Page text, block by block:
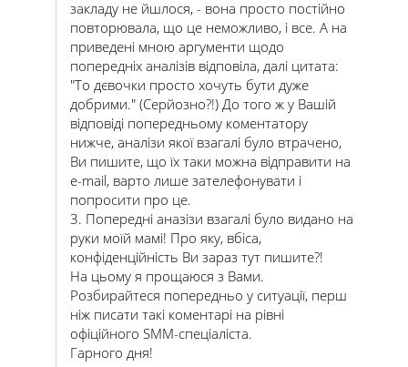
закладу не йшлося, - вона просто постійно
повторювала, що це неможливо, і все. А на
приведені мною аргументи щодо
попередніх аналізів відповіла, далі цитата:
"То дєвочки просто хочуть бути дуже
добрими." (Серйозно?!) До того ж у Вашій
відповіді попередньому коментатору
нижче, аналізи якої взагалі було втрачено,
Ви пишите, що їх таки можна відправити на
e-mail, варто лише зателефонувати і
попросити про це.
3. Попередні аназізи взагалі було видано на
руки моїй мамі! Про яку, вбіса,
конфіденційність Ви зараз тут пишите?!
На цьому я прощаюся з Вами.
Розбирайтеся попередньо у ситуації, перш
ніж писати такі коментарі на рівні
офіційного SMM-спеціаліста.
Гарного дня!